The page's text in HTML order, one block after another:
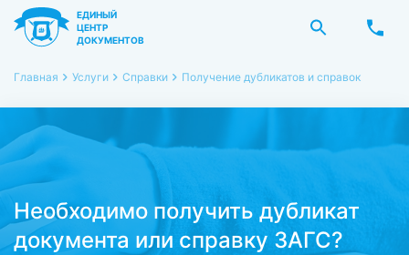
ЕДИНЫЙ
ЦЕНТР
ДОКУМЕНТОВ
Главная Услуги Справки Получение дубликатов и справок
Необходимо получить дубликат
документа или справку ЗАГС?